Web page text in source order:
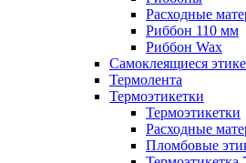
Расходные
Риббон 110 мм
Риббон Wax
Самоклеящиеся
Термолента
Термоэтикетки
Термоэтикетки
Расходные
Пломбовые